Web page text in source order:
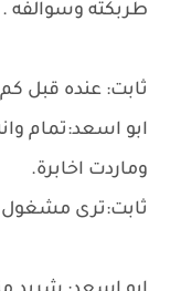
طربكته وسوالفه .
ثابت: عنده قبل
ابو اسعد:تمام
وماردت اخابرة.
ثابت:ترى مشغول